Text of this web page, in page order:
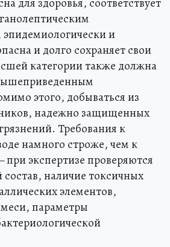
и
и долго сохраняет свои
категории также должна
этого, добываться из
надежно защищенных
Требования к
намного строже, чем к
экспертизе проверяются
состав, наличие токсичных
элементов,
параметры